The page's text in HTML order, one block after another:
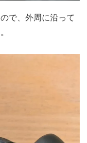
で、外周に沿って